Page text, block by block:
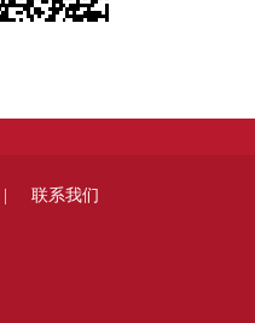
联系我们